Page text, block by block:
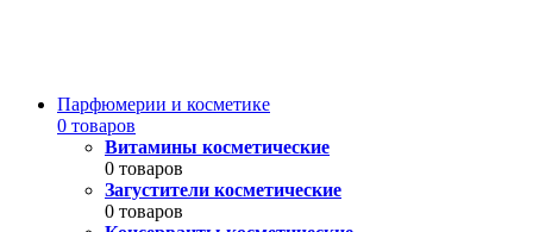
Парфюмерии и косметике
0 товаров
Витамины косметические
0 товаров
Загустители косметические
0 товаров